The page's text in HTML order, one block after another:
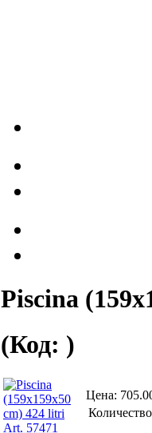
Piscina
(Код: )
Цена: